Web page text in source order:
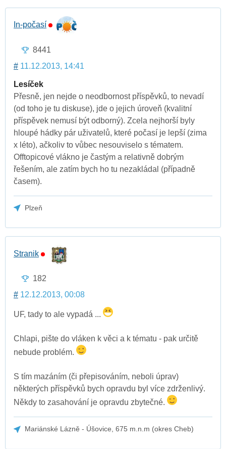
In-počasí
8441
# 11.12.2013, 14:41
Lesíček
Přesně, jen nejde o neodbornost příspěvků, to nevadí
(od toho je tu diskuse), jde o jejich úroveň (kvalitní
příspěvek nemusí být odborný). Zcela nejhorší byly
hloupé hádky pár uživatelů, které počasí je lepší (zima
x léto), ačkoliv to vůbec nesouviselo s tématem.
Offtopicové vlákno je častým a relativně dobrým
řešením, ale zatím bych ho tu nezakládal (případně
časem).
Plzeň
Stranik
182
# 12.12.2013, 00:08
UF, tady to ale vypadá ...
Chlapi, pište do vláken k věci a k tématu - pak určitě
nebude problém.
S tím mazáním (či přepisováním, neboli úprav)
některých příspěvků bych opravdu byl více zdrženlivý.
Někdy to zasahování je opravdu zbytečné.
Mariánské Lázně - Úšovice, 675 m.n.m (okres Cheb)